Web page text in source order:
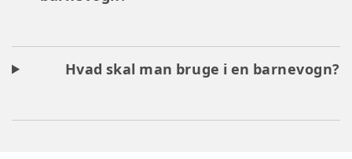
Hvad skal man bruge i en barnevogn?